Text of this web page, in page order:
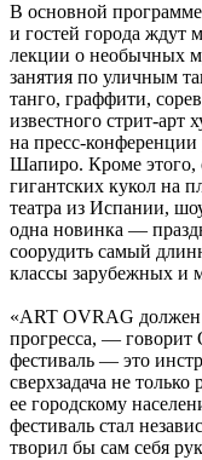
В основной
и гостей города ждут
лекции о необычных
занятия по уличным
танго, граффити,
известного стрит-
на пресс-конференции
Шапиро. Кроме этого,
гигантских кукол на
театра из Испании,
одна новинка —
соорудить самый
классы зарубежных и
«ART OVRAG должен
прогресса, —
фестиваль — это
сверхзадача не
ее городскому
фестиваль стал
творил бы сам себя